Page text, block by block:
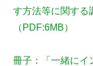
す方法等に関する
（PDF:6MB）
冊子：「一緒にイ